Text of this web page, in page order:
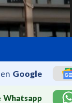
Google
Whatsapp